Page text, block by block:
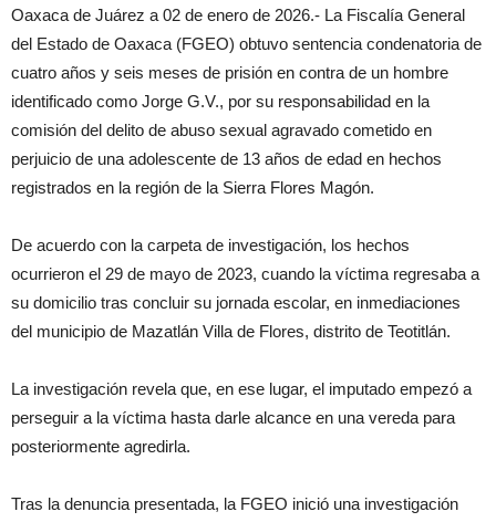
Oaxaca de Juárez a 02 de enero de 2026.- La Fiscalía General
del Estado de Oaxaca (FGEO) obtuvo sentencia condenatoria de
cuatro años y seis meses de prisión en contra de un hombre
identificado como Jorge G.V., por su responsabilidad en la
comisión del delito de abuso sexual agravado cometido en
perjuicio de una adolescente de 13 años de edad en hechos
registrados en la región de la Sierra Flores Magón.
De acuerdo con la carpeta de investigación, los hechos
ocurrieron el 29 de mayo de 2023, cuando la víctima regresaba a
su domicilio tras concluir su jornada escolar, en inmediaciones
del municipio de Mazatlán Villa de Flores, distrito de Teotitlán.
La investigación revela que, en ese lugar, el imputado empezó a
perseguir a la víctima hasta darle alcance en una vereda para
posteriormente agredirla.
Tras la denuncia presentada, la FGEO inició una investigación